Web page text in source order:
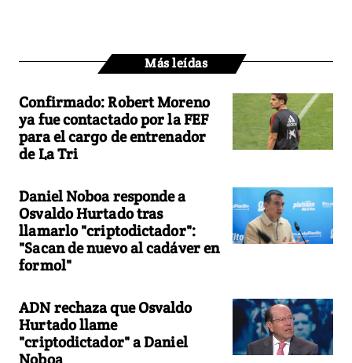
Más leídas
Confirmado: Robert Moreno
ya fue contactado por la FEF
para el cargo de entrenador
de La Tri
Daniel Noboa responde a
Osvaldo Hurtado tras
llamarlo "criptodictador":
"Sacan de nuevo al cadáver en
formol"
ADN rechaza que Osvaldo
Hurtado llame
"criptodictador" a Daniel
Noboa